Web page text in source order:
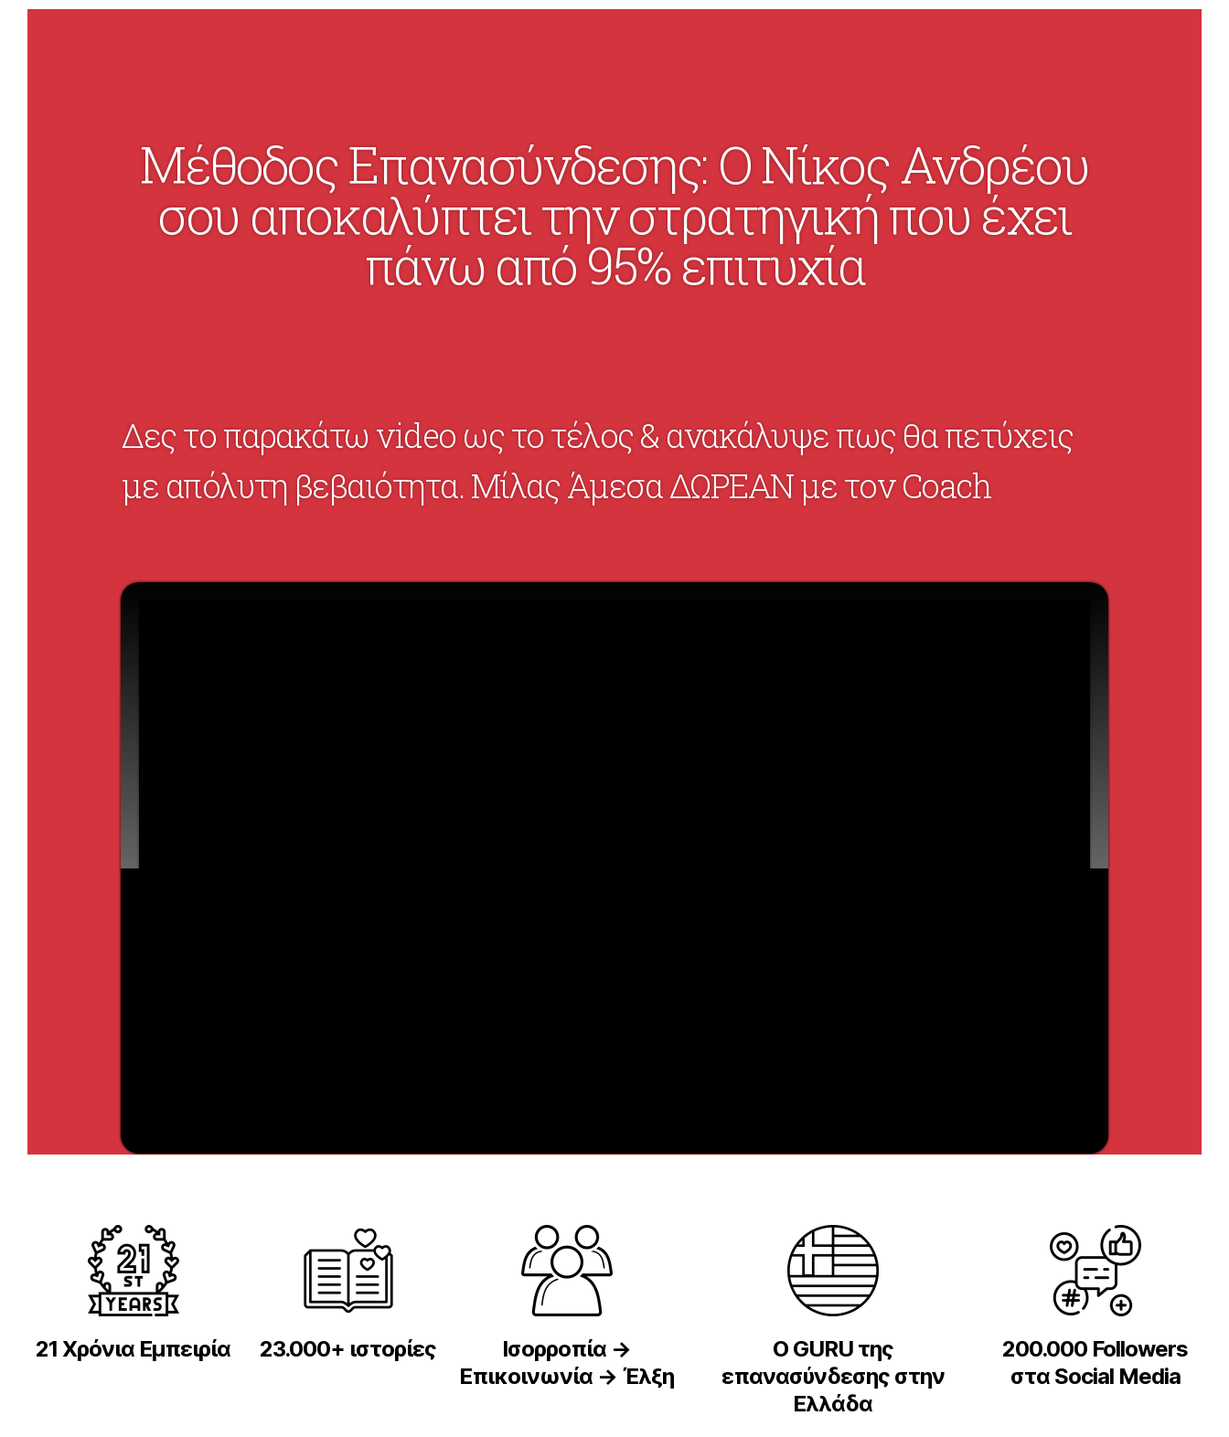
Μέθοδος Επανασύνδεσης: Ο Νίκος Ανδρέου
σου αποκαλύπτει την στρατηγική που έχει
πάνω από 95% επιτυχία
Δες το παρακάτω video ως το τέλος & ανακάλυψε πως θα πετύχεις
με απόλυτη βεβαιότητα. Μίλας Άμεσα ΔΩΡΕΑΝ με τον Coach
21 Χρόνια Εμπειρία 23.000+ ιστορίες
Ισορροπία →
Επικοινωνία → Έλξη
O GURU της
επανασύνδεσης στην
Ελλάδα
200.000 Followers
στα Social Media